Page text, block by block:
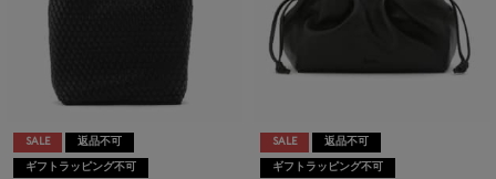
SALE 返品不可
ギフトラッピング不可
SALE 返品不可
ギフトラッピング不可